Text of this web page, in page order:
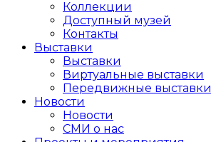
Коллекции
Доступный музей
Контакты
Выставки
Выставки
Виртуальные выставки
Передвижные выставки
Новости
Новости
СМИ о нас